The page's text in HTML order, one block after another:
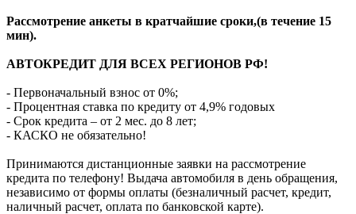
Рассмотрение анкеты в кратчайшие сроки,(в течение 15
мин).
АВТОКРЕДИТ ДЛЯ ВСЕХ РЕГИОНОВ РФ!
- Первоначальный взнос от 0%;
- Процентная ставка по кредиту от 4,9% годовых
- Срок кредита – от 2 мес. до 8 лет;
- КАСКО не обязательно!
Принимаются дистанционные заявки на рассмотрение
кредита по телефону! Выдача автомобиля в день обращения,
независимо от формы оплаты (безналичный расчет, кредит,
наличный расчет, оплата по банковской карте).